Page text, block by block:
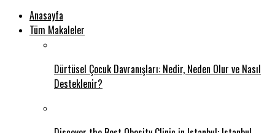
Anasayfa
Tüm Makaleler
Dürtüsel Çocuk Davranışları: Nedir, Neden Olur ve Nasıl
Desteklenir?